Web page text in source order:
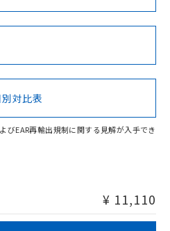
Cd Cr(VI)
可能性があります。
No No
の規格認証/適合状況ページへ
らのページからご検索ください
対比表
びEAR再輸出規制に関する見解が入手でき
¥ 11,110